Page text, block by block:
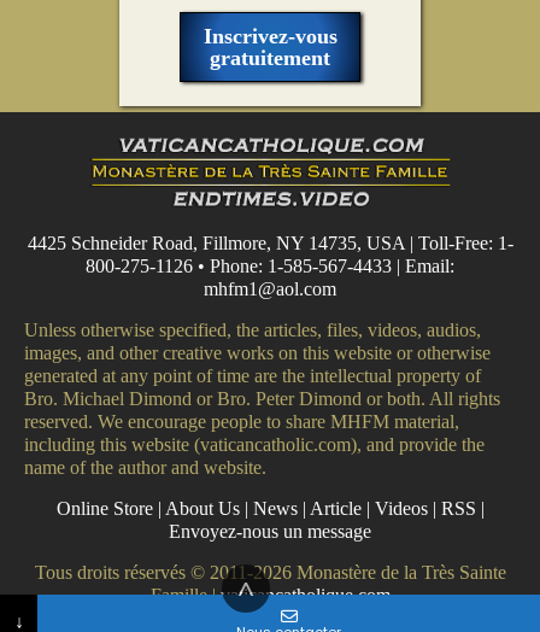
^
Inscrivez-vous
gratuitement
4425 Schneider Road, Fillmore, NY 14735, USA | Toll-Free: 1-
800-275-1126 • Phone: 1-585-567-4433 | Email:
mhfm1@aol.com
Unless otherwise specified, the articles, files, videos, audios,
images, and other creative works on this website or otherwise
generated at any point of time are the intellectual property of
Bro. Michael Dimond or Bro. Peter Dimond or both. All rights
reserved. We encourage people to share MHFM material,
including this website (vaticancatholic.com), and provide the
name of the author and website.
Online Store| About Us| News| Article| Videos| RSS |
Envoyez-nous un message
Tous droits réservés © 2011-2026 Monastère de la Très Sainte
Famille |vaticancatholique.com
↓